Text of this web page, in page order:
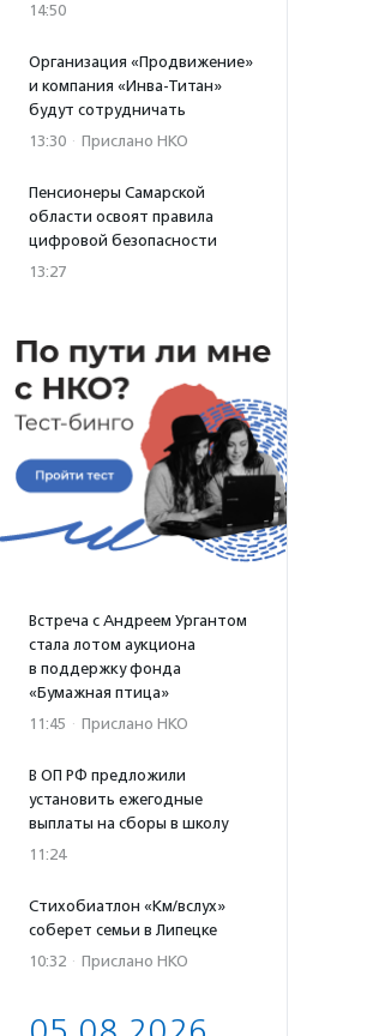
14:50
Организация «Продвижение»
и компания «Инва-Титан»
будут сотрудничать
13:30 · Прислано НКО
Пенсионеры Самарской
области освоят правила
цифровой безопасности
13:27
Встреча с Андреем Ургантом
стала лотом аукциона
в поддержку фонда
«Бумажная птица»
11:45 · Прислано НКО
В ОП РФ предложили
установить ежегодные
выплаты на сборы в школу
11:24
Стихобиатлон «Км/вслух»
соберет семьи в Липецке
10:32 · Прислано НКО